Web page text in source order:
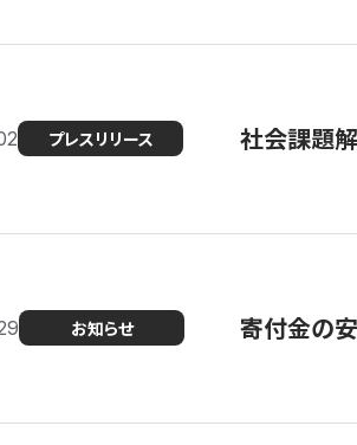
プレスリリース 社会課題
お知らせ 寄付金の